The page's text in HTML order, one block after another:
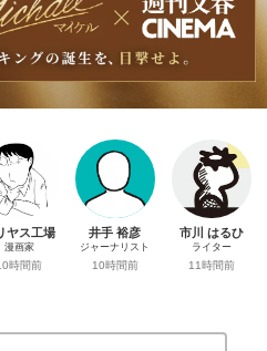
ヤス工場
漫画家
時間前
井手 裕彦
ジャーナリスト
10時間前
市川 はるひ
ライター
11時間前